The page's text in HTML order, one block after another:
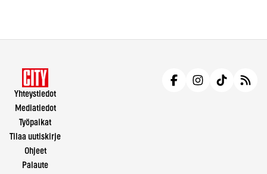
Yhteystiedot
Mediatiedot
Työpaikat
Tilaa uutiskirje
Ohjeet
Palaute